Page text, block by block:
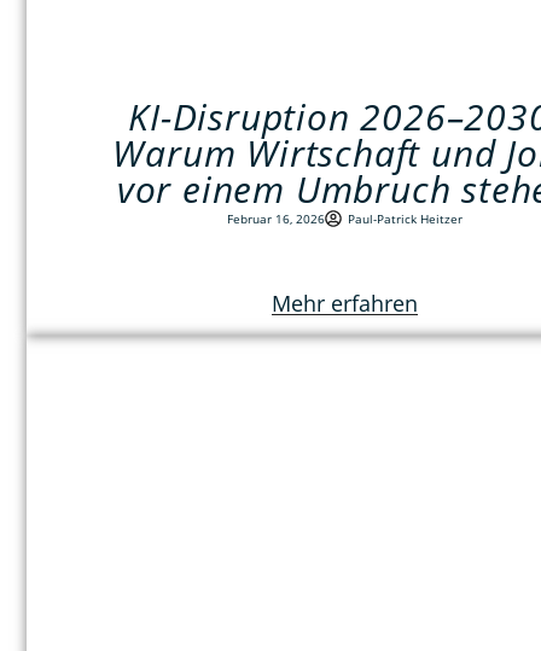
KI-Disruption
Warum Wirtschaft und
vor einem Umbruch
Februar 16, 2026 Paul-Patrick Heitzer
Mehr erfahren